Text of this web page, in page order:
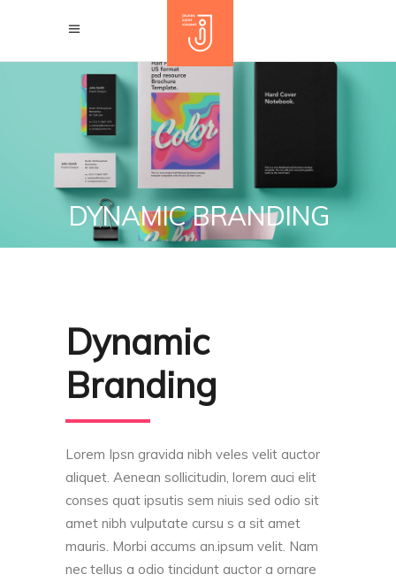
DYNAMIC BRANDING
Dynamic
Branding
Lorem Ipsn gravida nibh veles velit auctor
aliquet. Aenean sollicitudin, lorem auci elit
conses quat ipsutis sem niuis sed odio sit
amet nibh vulputate cursu s a sit amet
mauris. Morbi accums an.ipsum velit. Nam
nec tellus a odio tincidunt auctor a ornare